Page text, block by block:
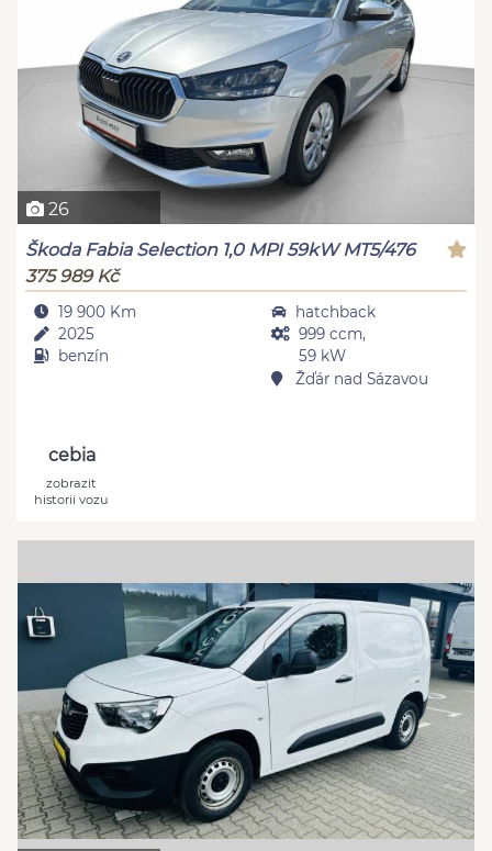
26
Škoda Fabia Selection 1,0 MPI 59kW MT5/476
375 989 Kč
19 900 Km
2025
benzín
hatchback
999 ccm,
59 kW
Žďár nad Sázavou
cebia
zobrazit
historii vozu